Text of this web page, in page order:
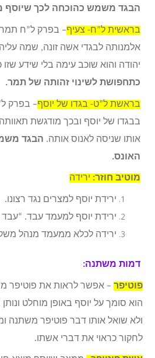
הבגד משמש כהוכחה לכך שיוסף
בראשית ל”ח- צעיף– בפרק ל”ח
אלמנותה לבגדי אשה זונה, שמה
יהודה והוא שוכב עימה בלי שידע שזו
כתחפושת לשינוי זהותה של תמר.
בראשת ל”ט- בגדו של יוסף– בפרק
בבגדו של יוסף ובכך מודגשת
אותו שניסה לאנוס אותה. הבגד
האונס.
מוטיב חוזר: ירידה
ירידת יוסף למצרים נגד רצונו.
ירידת יוסף למעמד עבד. “עבד
ירידה לכלא ממעמד מנהל
דמות משתנה:
פוטיפר – אפשר לראות את פוטיפר
הוא סומך על יוסף באופן מוחלט
ולא שואל אותו דבר פוטיפר משתנה
לחקור כראוי את דברי אשתו.